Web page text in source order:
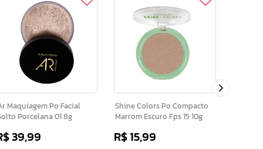
Maquiagem Po Facial
Porcelana 01 8g
39,99
Shine Colors Po Compacto
Marrom Escuro Fps 15 10g
R$15,99